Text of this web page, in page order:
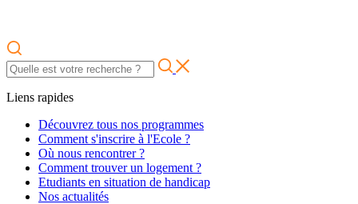
Liens rapides
Découvrez tous nos programmes
Comment s'inscrire à l'Ecole ?
Où nous rencontrer ?
Comment trouver un logement ?
Etudiants en situation de handicap
Nos actualités